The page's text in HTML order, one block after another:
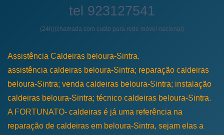
tel 923127541
(24h)(chamada com custo para rede móvel nacional)
Assistência Caldeiras beloura-Sintra.
assistência caldeiras beloura-Sintra; reparação caldeiras
beloura-Sintra; venda caldeiras beloura-Sintra; instalação
caldeiras beloura-Sintra; técnico caldeiras beloura-Sintra.
A FORTUNATO- caldeiras é já uma referência na
reparação de caldeiras em beloura-Sintra, sejam elas a